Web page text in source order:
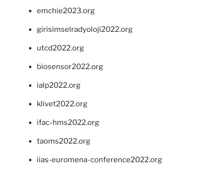
emchie2023.org
girisimselradyoloji2022.org
utcd2022.org
biosensor2022.org
ialp2022.org
klivet2022.org
ifac-hms2022.org
taoms2022.org
iias-euromena-conference2022.org